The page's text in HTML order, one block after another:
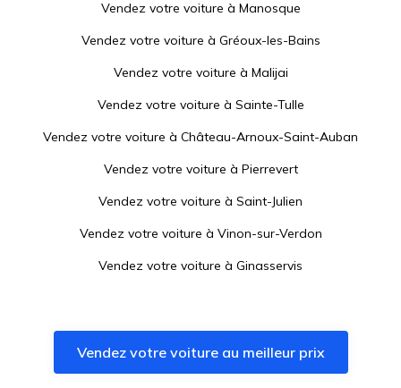
Vendez votre voiture à Manosque
Vendez votre voiture à Gréoux-les-Bains
Vendez votre voiture à Malijai
Vendez votre voiture à Sainte-Tulle
Vendez votre voiture à Château-Arnoux-Saint-Auban
Vendez votre voiture à Pierrevert
Vendez votre voiture à Saint-Julien
Vendez votre voiture à Vinon-sur-Verdon
Vendez votre voiture à Ginasservis
Vendez votre voiture àSisteron
Vendez votre voiture à Digne-les-Bains
Vendez votre voiture au meilleur prix